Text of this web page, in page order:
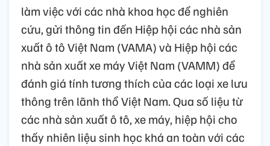
làm việc với các nhà khoa học để nghiên
cứu, gửi thông tin đến Hiệp hội các nhà sản
xuất ô tô Việt Nam (VAMA) và Hiệp hội các
nhà sản xuất xe máy Việt Nam (VAMM) để
đánh giá tính tương thích của các loại xe lưu
thông trên lãnh thổ Việt Nam. Qua số liệu từ
các nhà sản xuất ô tô, xe máy, hiệp hội cho
thấy nhiên liệu sinh học khá an toàn với các